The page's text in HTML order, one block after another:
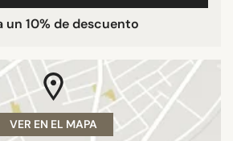
un 10% de descuento
VER EN EL MAPA